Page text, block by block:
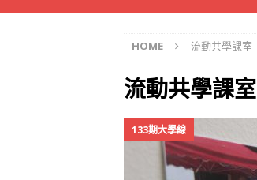
HOME 流動共學課室
流動共學課室
133期大學線